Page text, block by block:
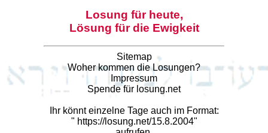
Losung für heute,
Lösung für die Ewigkeit
Sitemap
Woher kommen die Losungen?
Impressum
Spende für losung.net
Ihr könnt einzelne Tage auch im Format:
" https://losung.net/15.8.2004"